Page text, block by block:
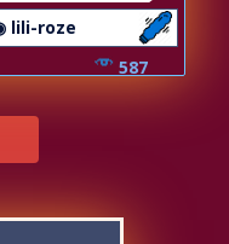
lili-roze
587